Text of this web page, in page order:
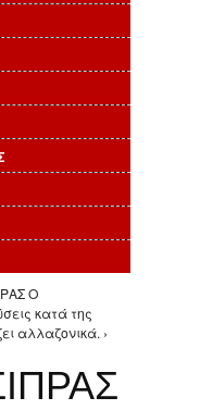
Ο
κατά της
αλλαζονικά. ›